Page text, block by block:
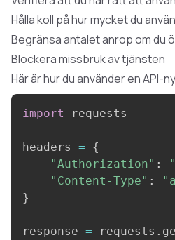
Hålla koll på hur mycket du
Begränsa antalet anrop om du
Blockera missbruk av tjänsten
Här är hur du använder en API-
import
headers =
{
"Authorization" :
"Content-Type" :
}
response = requests .